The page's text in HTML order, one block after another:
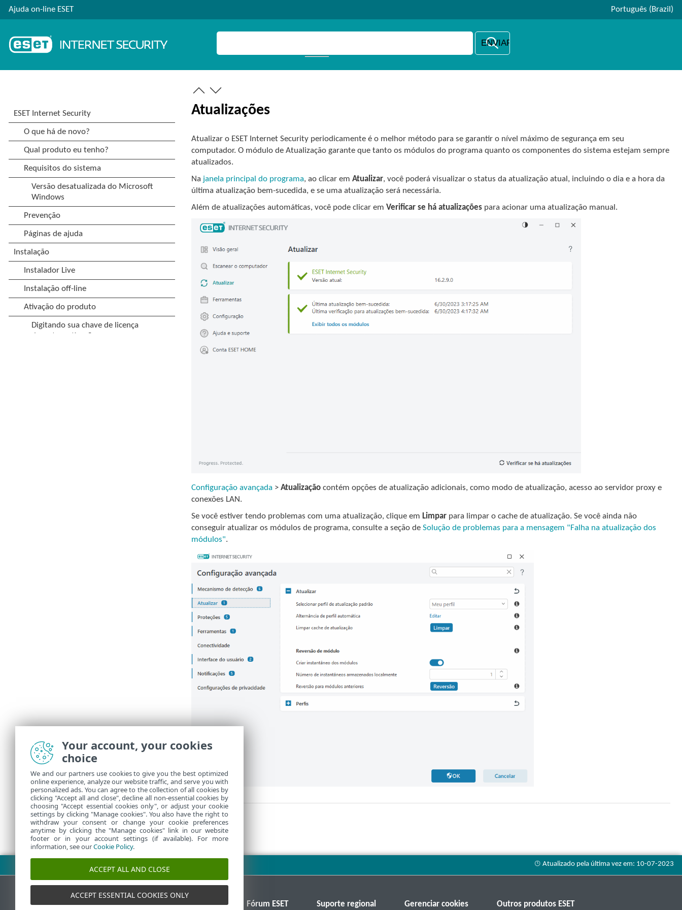
Ajuda on-line ESET Português (Brazil)
Atualizações
Atualizar o ESET Internet Security periodicamente é o melhor método para se garantir o nível máximo de segurança em seu
computador. O módulo de Atualização garante que tanto os módulos do programa quanto os componentes do sistema estejam sempre
atualizados.
Na janela principal do programa, ao clicar emAtualizar, você poderá visualizar o status da atualização atual, incluindo o dia e a hora da
última atualização bem-sucedida, e se uma atualização será necessária.
Além de atualizações automáticas, você pode clicar emVerificar se há atualizações para acionar uma atualização manual.
Configuração avançada >Atualização contém opções de atualização adicionais, como modo de atualização, acesso ao servidor proxy e
conexões LAN.
Se você estiver tendo problemas com uma atualização, clique em Limpar para limpar o cache de atualização. Se você ainda não
conseguir atualizar os módulos de programa, consulte a seção deSolução de problemas para a mensagem "Falha na atualização dos
módulos".
Base de conhecimento da ESET Fórum ESET Suporte regional Gerenciar cookies Outros produtos ESET
Your account, your cookies
choice
We and our partners use cookies to give you the best optimized
online experience, analyze our website traffic, and serve you with
personalized ads. You can agree to the collection of all cookies by
clicking "Accept all and close", decline all non-essential cookies by
choosing "Accept essential cookies only", or adjust your cookie
settings by clicking "Manage cookies". You also have the right to
withdraw your consent or change your cookie preferences
anytime by clicking the "Manage cookies" link in our website
footer or in your account settings (if available). For more
information, see ourCookie Policy.
ACCEPT ALL AND CLOSE
ACCEPT ESSENTIAL COOKIES ONLY